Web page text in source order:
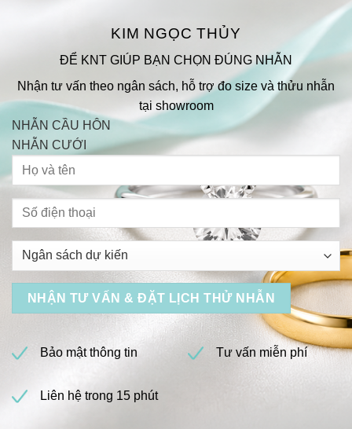
KIM NGỌC THỦY
ĐỂ KNT GIÚP BẠN CHỌN ĐÚNG NHẪN
Nhận tư vấn theo ngân sách, hỗ trợ đo size và thửu nhẫn
tại showroom
NHẪN CẦU HÔN
NHẪN CƯỚI
Bảo mật thông tin Tư vấn miễn phí
Liên hệ trong 15 phút